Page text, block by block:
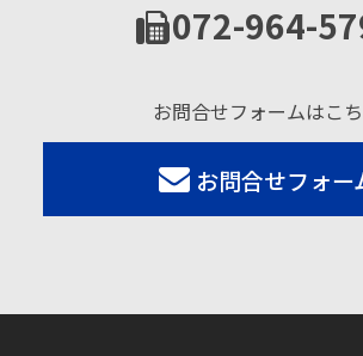
072-964-
お問合せフォームはこ
お問合せフォー